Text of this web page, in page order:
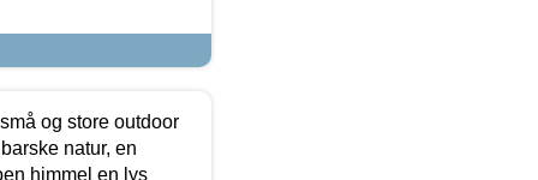
og store outdoor
natur, en
himmel en lys